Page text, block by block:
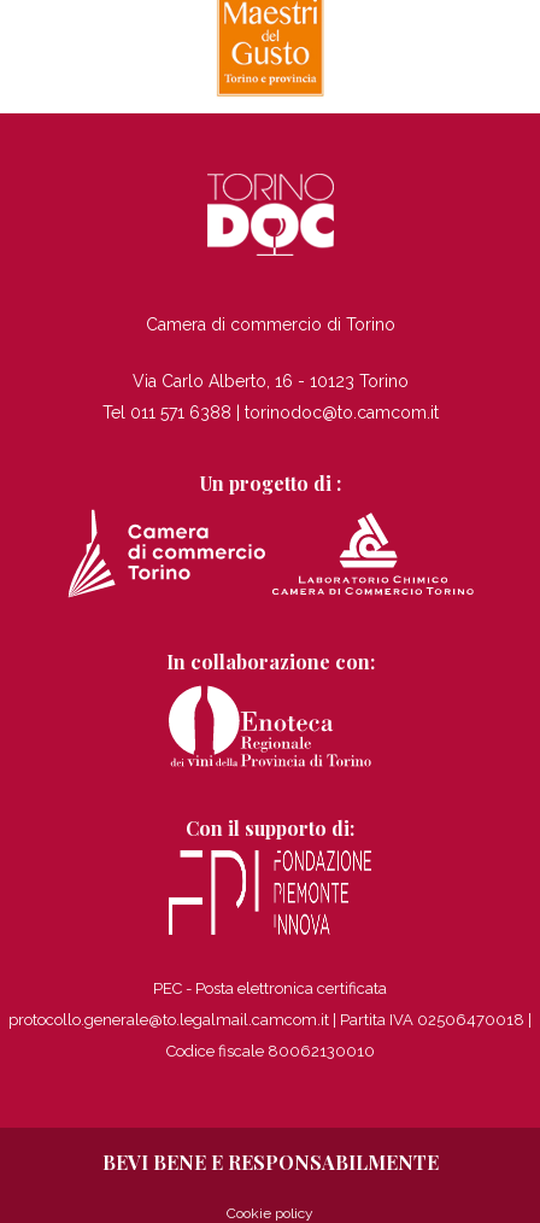
Camera di commercio di Torino
Via Carlo Alberto, 16 - 10123 Torino
Tel 011 571 6388 | torinodoc@to.camcom.it
Un progetto di :
In collaborazione con:
Con il supporto di:
PEC - Posta elettronica certificata
protocollo.generale@to.legalmail.camcom.it | Partita IVA 02506470018
Codice fiscale 80062130010
BEVI BENE E RESPONSABILMENTE
Cookie policy